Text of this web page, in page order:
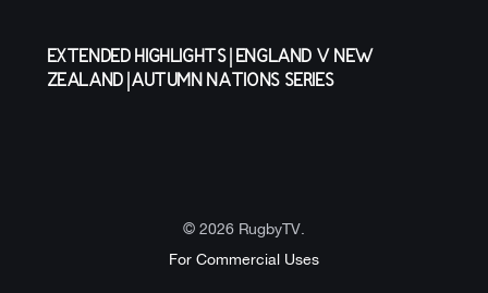
EXTENDED HIGHLIGHTS | ENGLAND V NEW
ZEALAND | AUTUMN NATIONS SERIES
© 2026 RugbyTV.
For Commercial Uses